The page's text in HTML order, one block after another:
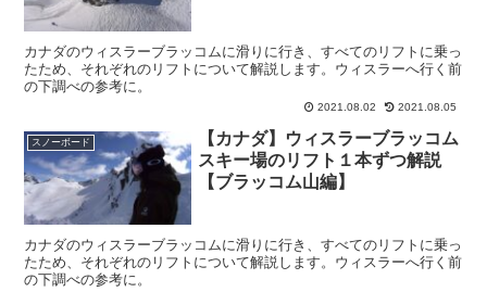
カナダのウィスラーブラッコムに滑りに行き、すべてのリフトに乗っ
たため、それぞれのリフトについて解説します。ウィスラーへ行く前
の下調べの参考に。
2021.08.02 2021.08.05
スノーボード
【カナダ】ウィスラーブラッコム
スキー場のリフト１本ずつ解説
【ブラッコム山編】
カナダのウィスラーブラッコムに滑りに行き、すべてのリフトに乗っ
たため、それぞれのリフトについて解説します。ウィスラーへ行く前
の下調べの参考に。